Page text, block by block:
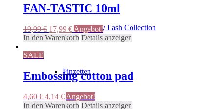
Luxury Lash Collection
Pinzetten
FAN-TASTIC 10ml
19,99€ Ursprünglicher
Preis
17,99 €Aktueller
Preis
Angebot!
In den Warenkorb Details anzeigen
SALE
Embossing cotton pad
4,60€ Ursprünglicher
Preis
4,14 €Aktueller
Preis
Angebot!
In den Warenkorb Details anzeigen